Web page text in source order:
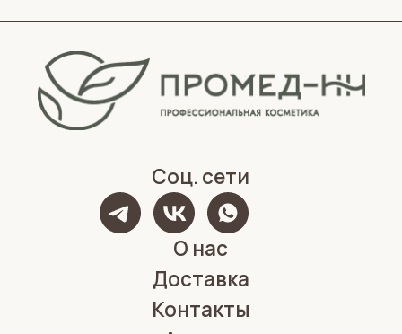
Политика конфиденциальности
Обработка персональных данных